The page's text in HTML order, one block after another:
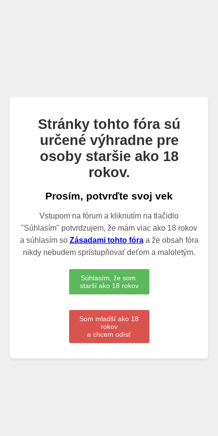
Stránky tohto fóra sú
určené výhradne pre
osoby staršie ako 18
rokov.
Prosím, potvrďte svoj vek
Vstupom na fórum a kliknutím na tlačidlo
"Súhlasím" potvrdzujem, že mám viac ako 18 rokov
a súhlasím so Zásadami tohto fóraa že obsah fóra
nikdy nebudem sprístupňovať deťom a maloletým.
Súhlasím, že som
starší ako 18 rokov
Som mladší ako 18
rokov
a chcem odísť